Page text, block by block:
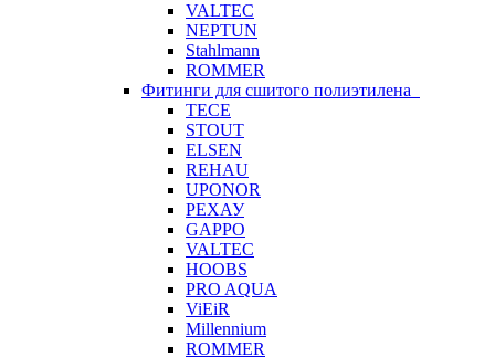
VALTEC
NEPTUN
Stahlmann
ROMMER
Фитинги для сшитого полиэтилена
TECE
STOUT
ELSEN
REHAU
UPONOR
РЕХАУ
GAPPO
VALTEC
HOOBS
PRO AQUA
ViEiR
Millennium
ROMMER